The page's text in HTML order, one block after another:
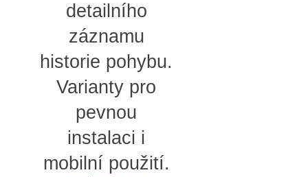
detailního
záznamu
historie pohybu.
Varianty pro
pevnou
instalaci i
mobilní použití.